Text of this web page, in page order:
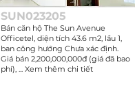
Bán căn hộ The Sun Avenue
Officetel, diện tích 43.6 m2, lầu 1,
ban công hướng Chưa xác định.
Giá bán 2,200,000,000đ (giá đã bao
phí), ... Xem thêm chi tiết
SUN023205